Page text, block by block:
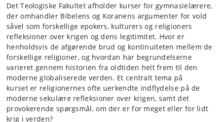
Det Teologiske Fakultet afholder kurser for gymnasielærere,
der omhandler Bibelens og Koranens argumenter for vold
såvel som forskellige epokers, kulturers og religioners
refleksioner over krigen og dens legitimitet. Hvor er
henholdsvis de afgørende brud og kontinuiteten mellem de
forskellige religioner, og hvordan har begrundelserne
varieret gennem historien fra oldtiden helt frem til den
moderne globaliserede verden. Et centralt tema på
kurset er religionernes ofte uerkendte indflydelse på de
moderne sekulære refleksioner over krigen, samt det
provokerende spørgsmål, om der er for meget eller for lidt
krig i verden?